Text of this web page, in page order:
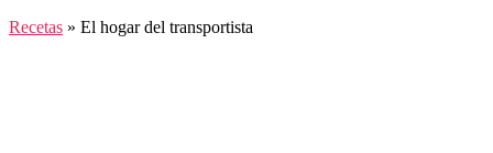
Recetas » El hogar del transportista